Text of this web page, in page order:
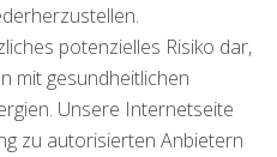
potenzielles Risiko dar,
mit gesundheitlichen
Unsere Internetseite
zu autorisierten Anbietern